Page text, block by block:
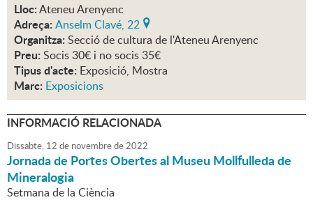
Lloc:Ateneu Arenyenc
Adreça: Anselm Clavé, 22
Organitza: Secció de cultura de l'Ateneu Arenyenc
Preu: Socis 30€ i no socis 35€
Tipus d'acte: Exposició, Mostra
Marc: Exposicions
INFORMACIÓ RELACIONADA
Dissabte, 12 de novembrede2022
Jornada de Portes Obertes al Museu Mollfulleda de
Mineralogia
Setmana de la Ciència